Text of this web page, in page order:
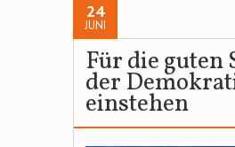
24
JUNI
Für die guten
der
einstehen